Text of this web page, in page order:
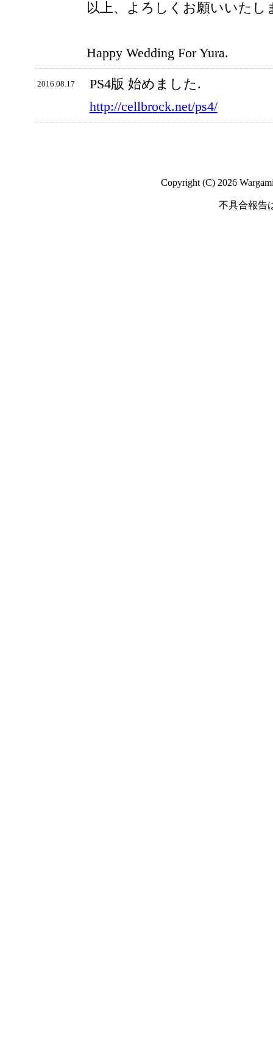
以上、よろしくお願いいたし
Happy Wedding For Yura.
2016.08.17
PS4版 始めました.
http://cellbrock.net/ps4/
Copyright (C) 2026
不具合報告